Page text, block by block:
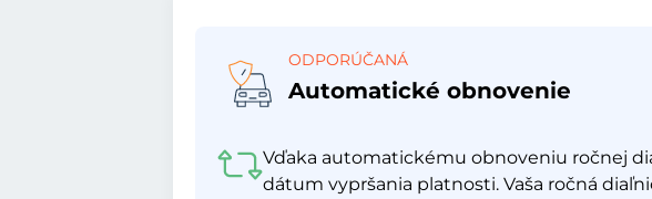
ODPORÚČANÁ
Automatické obnovenie
Vďaka automatickému obnoveniu ročnej
dátum vypršania platnosti. Vaša ročná